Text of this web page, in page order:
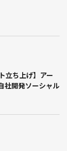
立ち上げ】アー
社開発ソーシャル